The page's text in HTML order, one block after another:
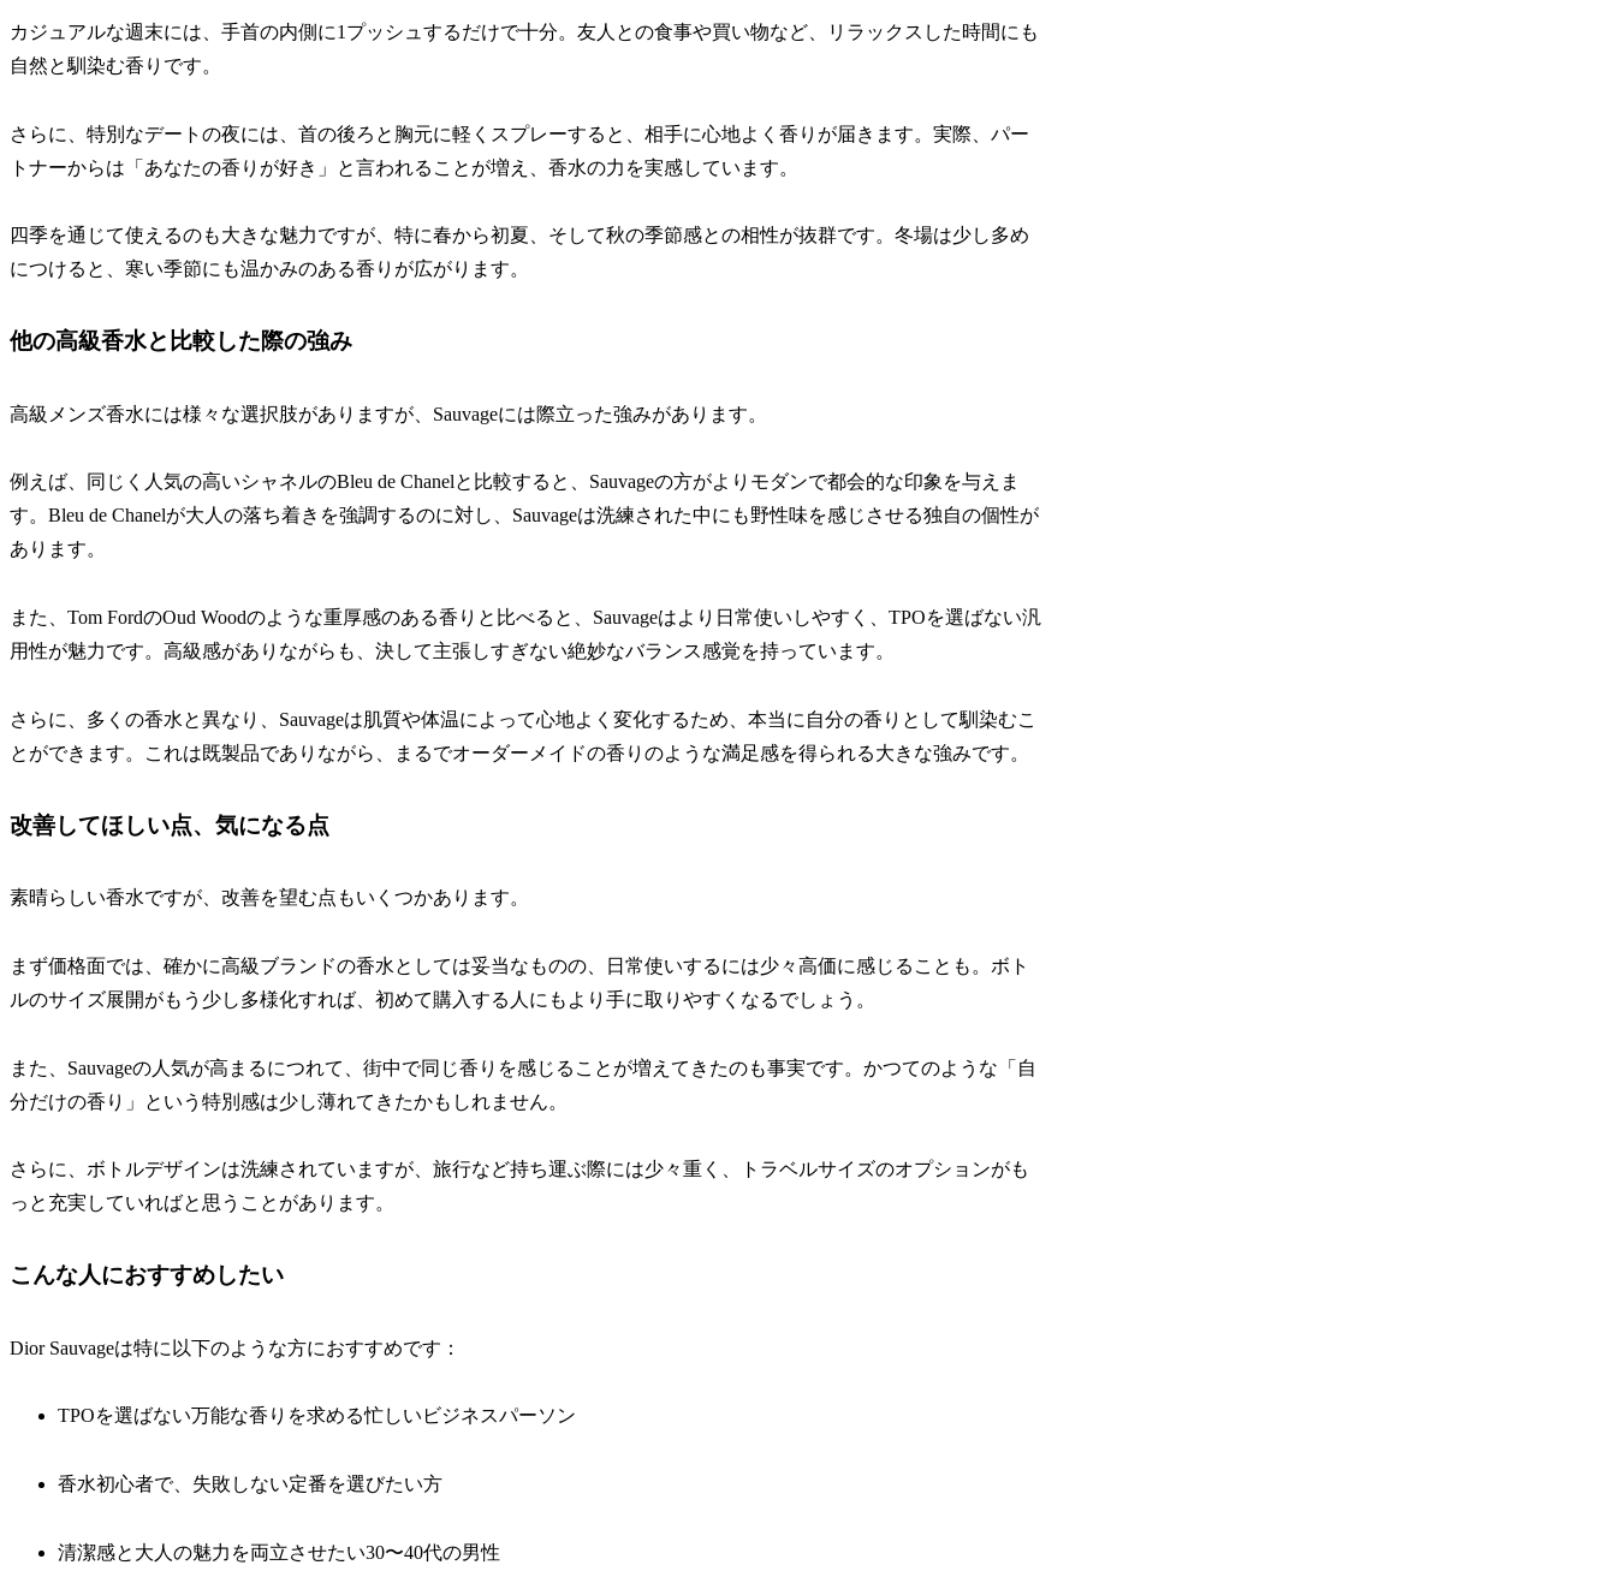
カジュアルな週末には、手首の内側に1プッシュするだけで十分。友人との食事や買い物など、リラックスした時間にも
自然と馴染む香りです。
さらに、特別なデートの夜には、首の後ろと胸元に軽くスプレーすると、相手に心地よく香りが届きます。実際、パー
トナーからは「あなたの香りが好き」と言われることが増え、香水の力を実感しています。
四季を通じて使えるのも大きな魅力ですが、特に春から初夏、そして秋の季節感との相性が抜群です。冬場は少し多め
につけると、寒い季節にも温かみのある香りが広がります。
他の高級香水と比較した際の強み
高級メンズ香水には様々な選択肢がありますが、Sauvageには際立った強みがあります。
例えば、同じく人気の高いシャネルのBleu de Chanelと比較すると、Sauvageの方がよりモダンで都会的な印象を与えま
す。Bleu de Chanelが大人の落ち着きを強調するのに対し、Sauvageは洗練された中にも野性味を感じさせる独自の個性が
あります。
また、Tom FordのOud Woodのような重厚感のある香りと比べると、Sauvageはより日常使いしやすく、TPOを選ばない汎
用性が魅力です。高級感がありながらも、決して主張しすぎない絶妙なバランス感覚を持っています。
さらに、多くの香水と異なり、Sauvageは肌質や体温によって心地よく変化するため、本当に自分の香りとして馴染むこ
とができます。これは既製品でありながら、まるでオーダーメイドの香りのような満足感を得られる大きな強みです。
改善してほしい点、気になる点
素晴らしい香水ですが、改善を望む点もいくつかあります。
まず価格面では、確かに高級ブランドの香水としては妥当なものの、日常使いするには少々高価に感じることも。ボト
ルのサイズ展開がもう少し多様化すれば、初めて購入する人にもより手に取りやすくなるでしょう。
また、Sauvageの人気が高まるにつれて、街中で同じ香りを感じることが増えてきたのも事実です。かつてのような「自
分だけの香り」という特別感は少し薄れてきたかもしれません。
さらに、ボトルデザインは洗練されていますが、旅行など持ち運ぶ際には少々重く、トラベルサイズのオプションがも
っと充実していればと思うことがあります。
こんな人におすすめしたい
Dior Sauvageは特に以下のような方におすすめです：
TPOを選ばない万能な香りを求める忙しいビジネスパーソン
香水初心者で、失敗しない定番を選びたい方
清潔感と大人の魅力を両立させたい30〜40代の男性